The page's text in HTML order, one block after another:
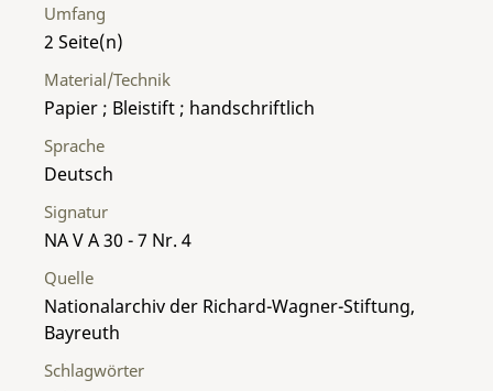
Umfang
2
Material/Technik
Papier ; Bleistift ; handschriftlich
Sprache
Deutsch
Signatur
NA V A 30 - 7 Nr. 4
Quelle
Nationalarchiv der Richard-Wagner-Stiftung,
Bayreuth
Schlagwörter